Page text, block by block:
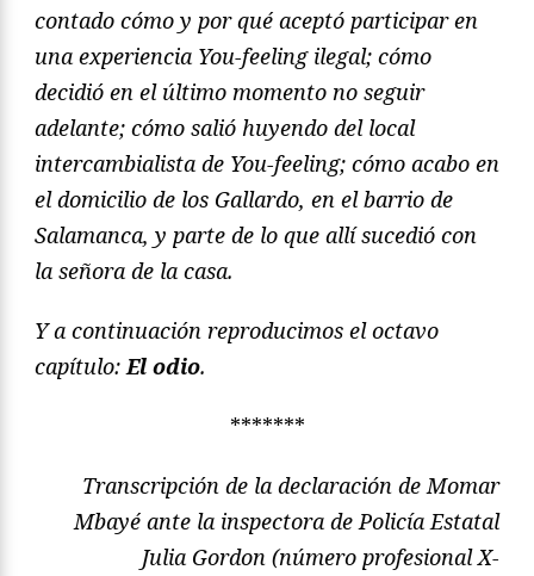
contado cómo y por qué aceptó participar en
una experiencia You-feeling ilegal; cómo
decidió en el último momento no seguir
adelante; cómo salió huyendo del local
intercambialista de You-feeling; cómo acabo en
el domicilio de los Gallardo, en el barrio de
Salamanca, y parte de lo que allí sucedió con
la señora de la casa.
Y a continuación reproducimos el octavo
capítulo: El odio.
*******
Transcripción de la declaración de Momar
Mbayé ante la inspectora de Policía Estatal
Julia Gordon (número profesional X-